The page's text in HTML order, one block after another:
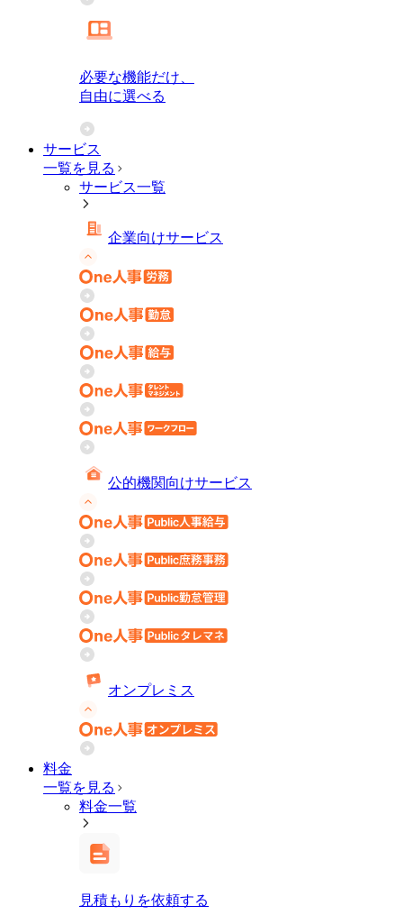
必要な機能だけ、
自由に選べる
サービス
一覧を見る
サービス一覧
企業向けサービス
公的機関向けサービス
オンプレミス
料金
一覧を見る
料金一覧
見積もりを依頼する